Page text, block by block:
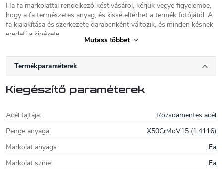
Ha fa markolattal rendelkező kést vásárol, kérjük vegye figyelembe,
hogy a fa természetes anyag, és kissé eltérhet a termék fotójától. A
fa kialakítása és szerkezete darabonként változik, és minden késnek
eredeti a kinézete.
A kések hagyományos spanyol gyártója,
re nyúlik vissza. A gyártó garantálja, hogy a
minőségű rozsdamentes acélból készülnek, az AN-58 keménysége
58-60 HRC. Újabb modellek esetén a gyártó más acélokat is
használ, például a Bohler N695 vagy a Sandvik 14C28N. A
markolatok fából (pl. olajfa, bocote, nyír, cocobolo) vagy modern
anyagokból készültek, például micarta és katex.
Mutass többet
Termékparaméterek
Kiegészítő paraméterek
Acél fajtája:
Rozsdamentes acél
Penge anyaga:
X50CrMoV15 (1.4116)
Markolat anyaga:
Fa
Markolat színe:
Fa